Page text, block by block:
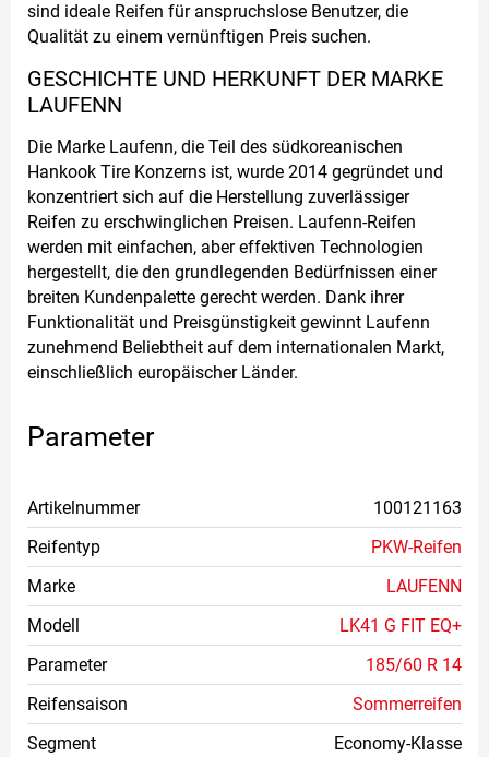
sind ideale Reifen für anspruchslose Benutzer, die
Qualität zu einem vernünftigen Preis suchen.
GESCHICHTE UND HERKUNFT DER MARKE
LAUFENN
Die Marke Laufenn, die Teil des südkoreanischen
Hankook Tire Konzerns ist, wurde 2014 gegründet und
konzentriert sich auf die Herstellung zuverlässiger
Reifen zu erschwinglichen Preisen. Laufenn-Reifen
werden mit einfachen, aber effektiven Technologien
hergestellt, die den grundlegenden Bedürfnissen einer
breiten Kundenpalette gerecht werden. Dank ihrer
Funktionalität und Preisgünstigkeit gewinnt Laufenn
zunehmend Beliebtheit auf dem internationalen Markt,
einschließlich europäischer Länder.
Parameter
Artikelnummer
100121163
Reifentyp
PKW-Reifen
Marke
LAUFENN
Modell
LK41 G FIT EQ+
Parameter
185/60 R 14
Reifensaison
Sommerreifen
Segment
Economy-Klasse